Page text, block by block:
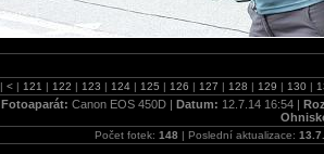
| < | 121 | 122 | 123 | 124 | 125 | 126 | 127 | 128 | 129 | 130 |
Fotoaparát: Canon EOS 450D | Datum: 12.7.14 16:54 |
Počet fotek: 148 | Poslední aktualizace: